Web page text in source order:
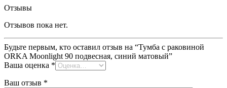
Отзывы
Отзывов пока нет.
Будьте первым, кто оставил отзыв на “Тумба с раковиной
ORKA Moonlight 90 подвесная, синий матовый”
Ваша оценка *
Ваш отзыв *